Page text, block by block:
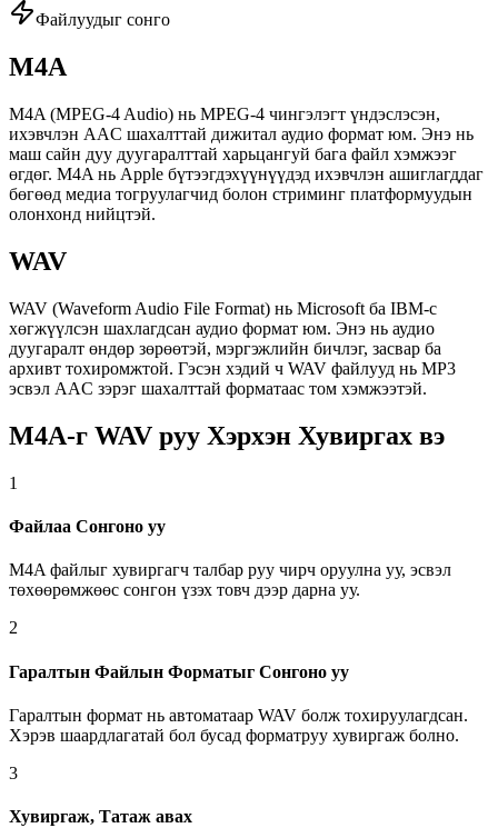
Файлуудыг сонго
M4A
M4A (MPEG-4 Audio) нь MPEG-4 чингэлэгт үндэслэсэн,
ихэвчлэн AAC шахалттай дижитал аудио формат юм. Энэ нь
маш сайн дуу дуугаралттай харьцангуй бага файл хэмжээг
өгдөг. M4A нь Apple бүтээгдэхүүнүүдэд ихэвчлэн ашиглагддаг
бөгөөд медиа тогруулагчид болон стриминг платформуудын
олонхонд нийцтэй.
WAV
WAV (Waveform Audio File Format) нь Microsoft ба IBM-с
хөгжүүлсэн шахлагдсан аудио формат юм. Энэ нь аудио
дуугаралт өндөр зөрөөтэй, мэргэжлийн бичлэг, засвар ба
архивт тохиромжтой. Гэсэн хэдий ч WAV файлууд нь MP3
эсвэл AAC зэрэг шахалттай форматаас том хэмжээтэй.
M4A-г WAV руу Хэрхэн Хувиргах вэ
1
Файлаа Сонгоно уу
M4A файлыг хувиргагч талбар руу чирч оруулна уу, эсвэл
төхөөрөмжөөс сонгон үзэх товч дээр дарна уу.
2
Гаралтын Файлын Форматыг Сонгоно уу
Гаралтын формат нь автоматаар WAV болж тохируулагдсан.
Хэрэв шаардлагатай бол бусад форматруу хувиргаж болно.
3
Хувиргаж, Татаж авах